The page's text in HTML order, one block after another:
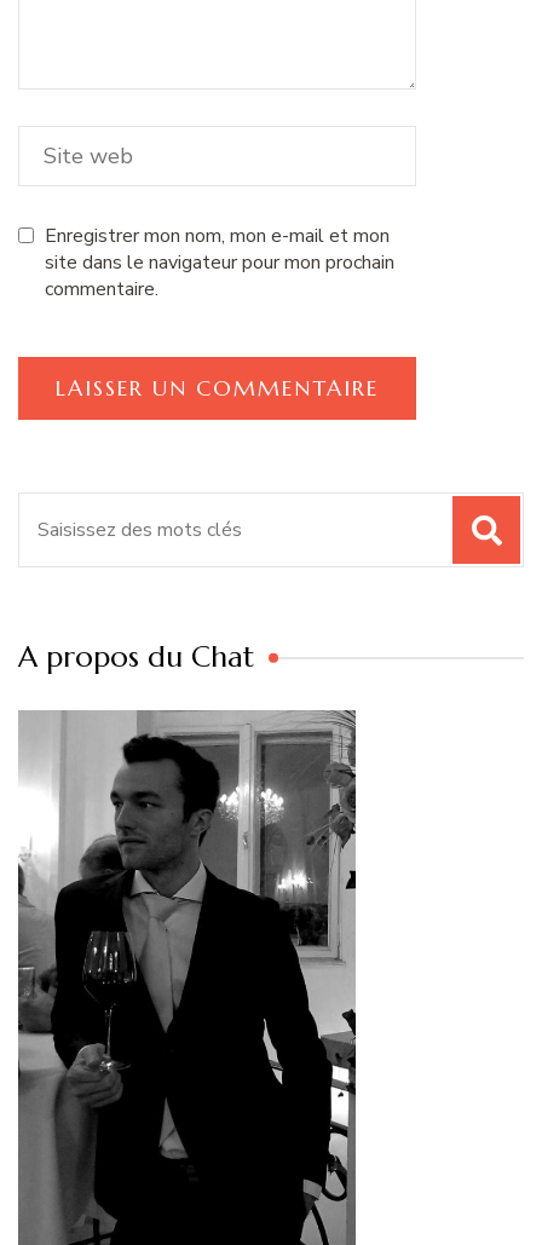
Enregistrer mon nom, mon e-mail et mon
site dans le navigateur pour mon prochain
commentaire.
A propos du Chat